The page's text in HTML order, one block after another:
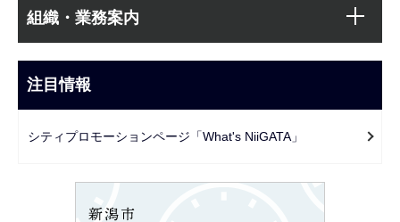
文
こ
ま
で
ビ
ー
組織・業務案内
注目情報
シティプロモーションページ「What's NiiGATA」